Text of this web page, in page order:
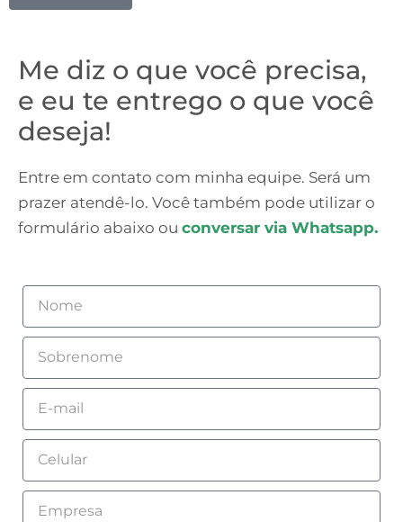
Me diz o que você precisa,
e eu te entrego o que você
deseja!
Entre em contato com minha equipe. Será um
prazer atendê-lo. Você também pode utilizar o
formulário abaixo ou conversar via Whatsapp.
Nome
Sobrenome
Email
Celular
Empresa